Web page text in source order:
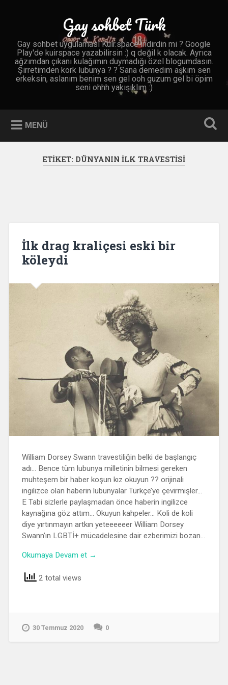
Gay sohbet Türk
Gay sohbet uygulaması Kuir.space indirdin mi ? Google
Play'de kuirspace yazabilirsin :) q değil k olacak. Ayrıca
ağzımdan çıkanı kulağımın duymadığı özel blogumdasın.
Şirretimden kork lubunya ? ? Sana demedim aşkım sen
erkeksin, aslanım benim sen gel ooh guzum gel bi öpim
seni ohhh yakışıklım :)
MENÜ
ETIKET: DÜNYANIN ILK TRAVESTISI
İlk drag kraliçesi eski bir
köleydi
William Dorsey Swann travestiliğin belki de başlangıç
adı… Bence tüm lubunya milletinin bilmesi gereken
muhteşem bir haber koşun kız okuyun ?? orijinali
ingilizce olan haberin lubunyalar Türkçe’ye çevirmişler…
E Tabi sizlerle paylaşmadan önce haberin ingilizce
kaynağına göz attım… Okuyun kahpeler… Koli de koli
diye yırtınmayın artkın yeteeeeeer William Dorsey
Swann’ın LGBTİ+ mücadelesine dair ezberimizi bozan…
Okumaya Devam et →
2 total views
30 Temmuz 2020 0